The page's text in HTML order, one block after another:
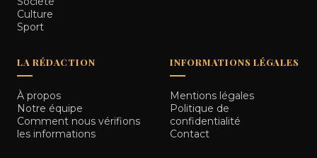
Culture
Sport
LA RÉDACTION
À propos
Notre équipe
Comment nous vérifions
les informations
INFORMATIONS LÉGALES
Mentions légales
Politique de
confidentialité
Contact